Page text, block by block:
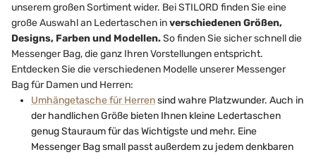
unserem großen Sortiment wider. Bei STILORD finden Sie eine
große Auswahl an Ledertaschen inverschiedenen Größen,
Designs, Farben und Modellen.So finden Sie sicher schnell die
Messenger Bag, die ganz Ihren Vorstellungen entspricht.
Entdecken Sie die verschiedenen Modelle unserer Messenger
Bag für Damen und Herren:
Umhängetasche für Herrensind wahre Platzwunder. Auch in
der handlichen Größe bieten Ihnen kleine Ledertaschen
genug Stauraum für das Wichtigste und mehr. Eine
Messenger Bag small passt außerdem zu jedem denkbaren